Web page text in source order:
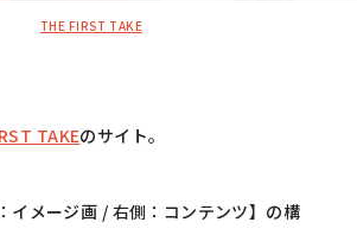
THE FIRST TAKE
TAKEのサイト。
イメージ画 / 右側：コンテンツ】の構